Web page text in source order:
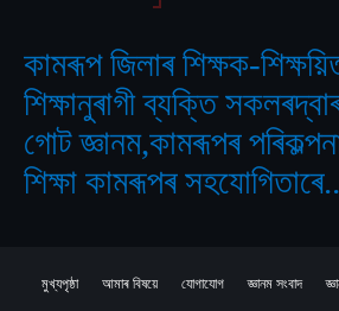
কামৰূপ জিলাৰ শিক্ষক-
শিক্ষানুৰাগী ব্যক্তি
গোট জ্ঞানম,কামৰূপৰ
শিক্ষা কামৰূপৰ
মুখ্যপৃষ্ঠা আমাৰ বিষয়ে যোগাযোগ জ্ঞানম সংবাদ